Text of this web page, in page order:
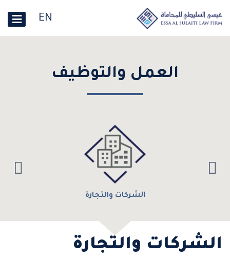
EN
العمل والتوظيف
الشركات والتجارة
الشركات والتجارة